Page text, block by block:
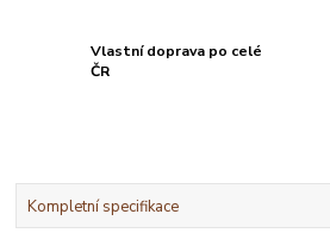
Vlastní doprava po celé
ČR
Kompletní specifikace